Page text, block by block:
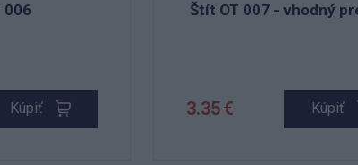
006
Kúpiť
Štít OT 007 - vhodný
3.35 € Kúpiť